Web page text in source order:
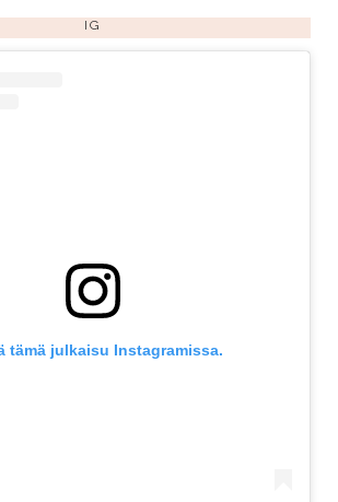
IG
tämä julkaisu Instagramissa.